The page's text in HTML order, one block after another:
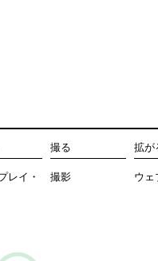
レイ・
撮る
撮影
拡が
ウェ